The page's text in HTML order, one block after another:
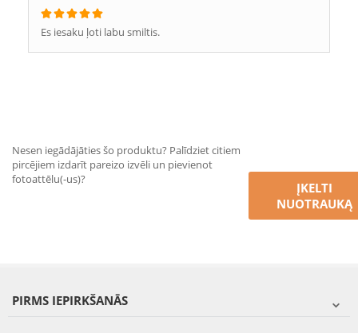
Es iesaku ļoti labu smiltis.
Nesen iegādājāties šo produktu? Palīdziet citiem
pircējiem izdarīt pareizo izvēli un pievienot
fotoattēlu(-us)?
ĮKELTI
NUOTRAUKĄ
PIRMS IEPIRKŠANĀS